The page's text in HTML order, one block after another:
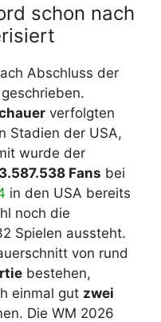
schon nach
Abschluss der
verfolgten
Stadien der USA,
wurde der
3.587.538 Fans bei
in den USA bereits
noch die
Spielen aussteht.
von rund
bestehen,
einmal gut zwei
Die WM 2026